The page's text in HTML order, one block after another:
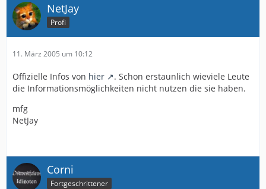
NetJay
Profi
11. März 2005 um 10:12
Offizielle Infos von hier
. Schon erstaunlich wieviele Leute
die Informationsmöglichkeiten nicht nutzen die sie haben.
mfg
NetJay
Corni
Fortgeschrittener